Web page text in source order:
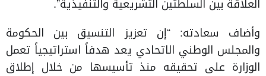
العلاقة بين السلطتين التشريعية والتنفيذية”.
وأضاف سعادته: “إن تعزيز التنسيق بين الحكومة
والمجلس الوطني الاتحادي يعد هدفاً استراتيجياً تعمل
الوزارة على تحقيقه منذ تأسيسها من خلال إطلاق